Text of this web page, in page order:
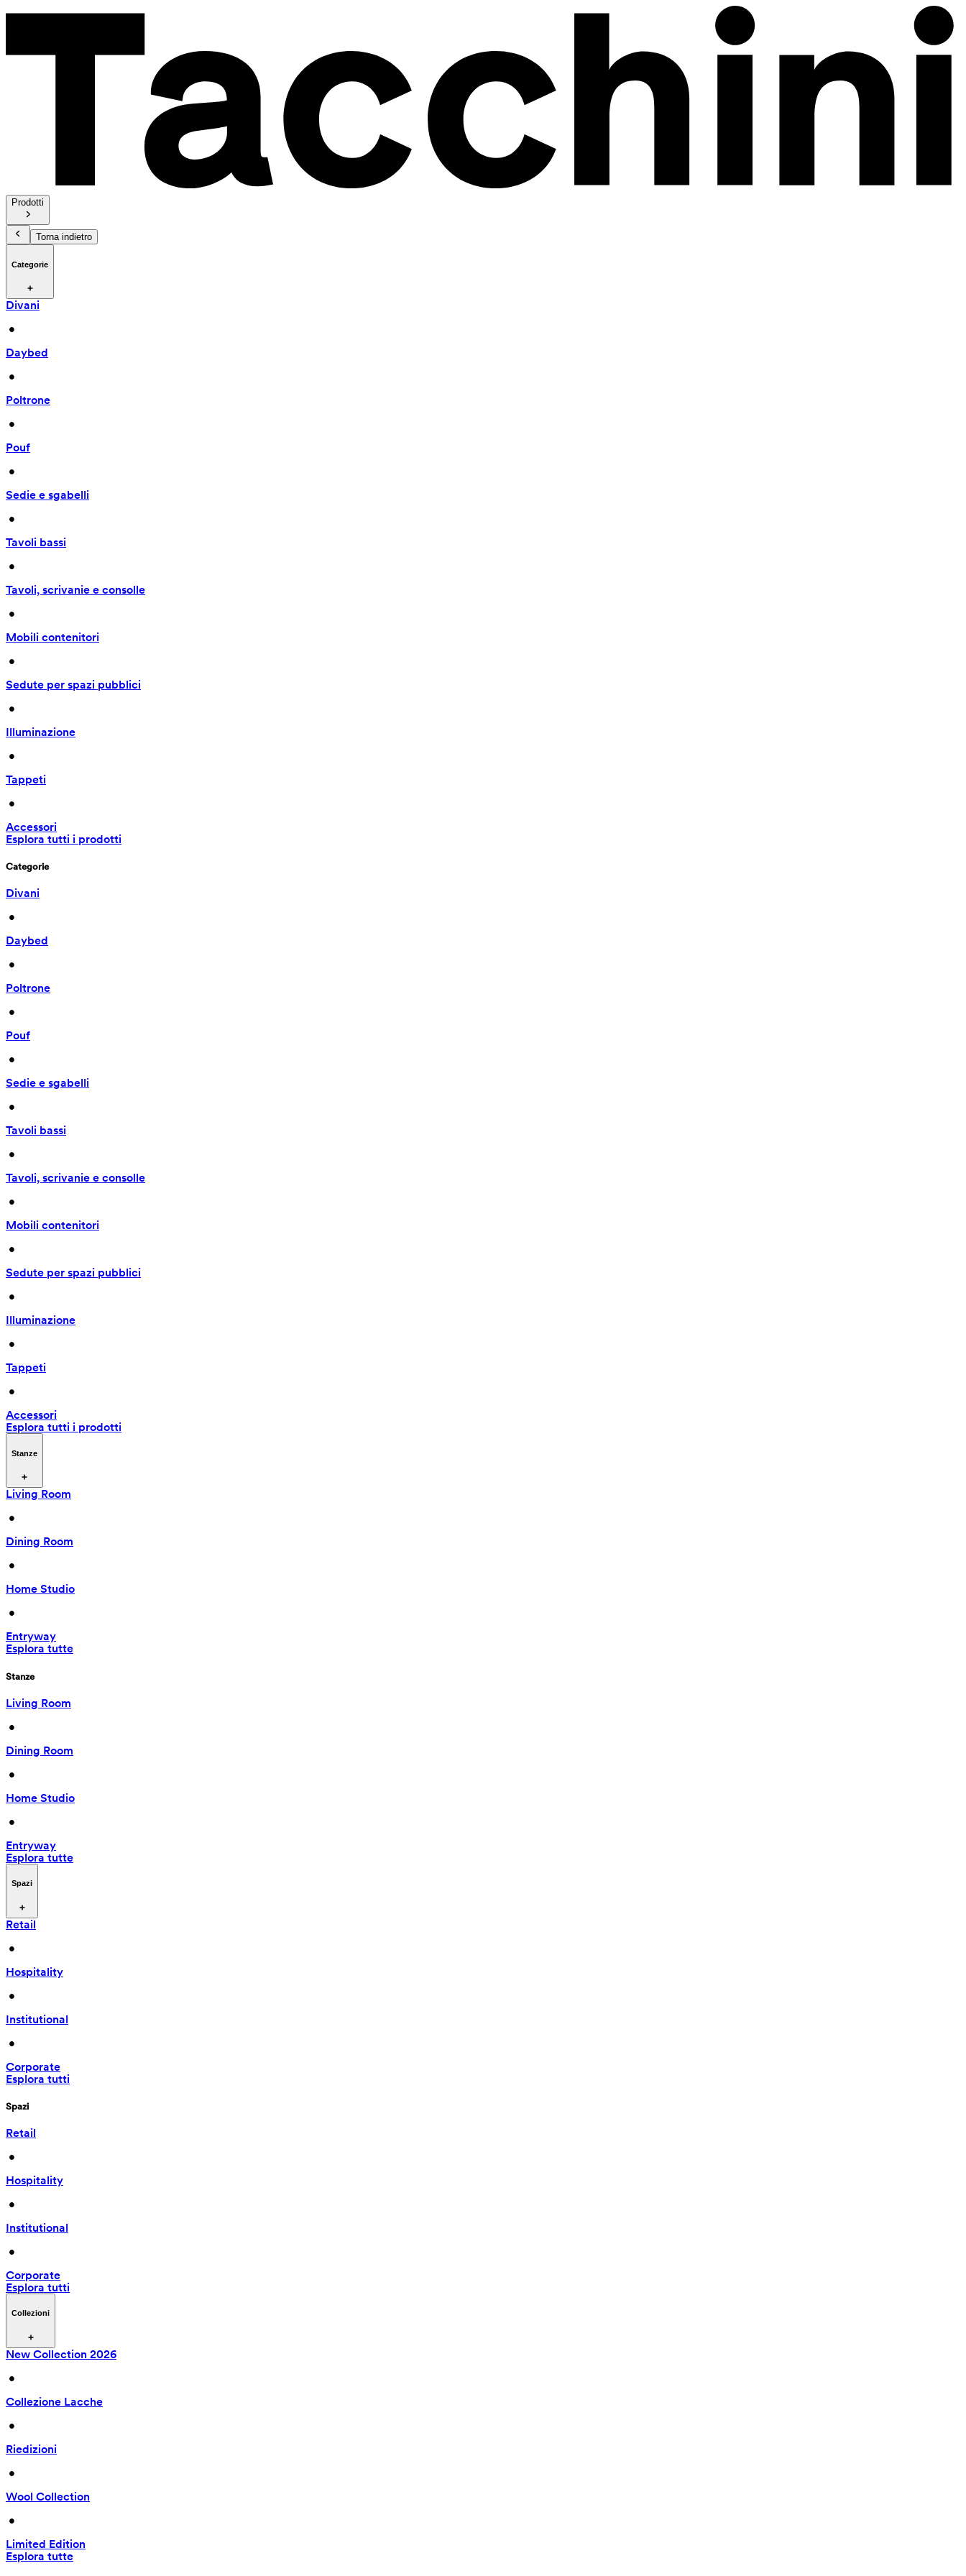
Prodotti
Torna indietro
Categorie
Divani
•
Daybed
•
Poltrone
•
Pouf
•
Sedie e sgabelli
•
Tavoli bassi
•
Tavoli, scrivanie e consolle
•
Mobili contenitori
•
Sedute per spazi pubblici
•
Illuminazione
•
Tappeti
•
Accessori
Esplora tutti i prodotti
Categorie
Divani
•
Daybed
•
Poltrone
•
Pouf
•
Sedie e sgabelli
•
Tavoli bassi
•
Tavoli, scrivanie e consolle
•
Mobili contenitori
•
Sedute per spazi pubblici
•
Illuminazione
•
Tappeti
•
Accessori
Esplora tutti i prodotti
Stanze
Living Room
•
Dining Room
•
Home Studio
•
Entryway
Esplora tutte
Stanze
Living Room
•
Dining Room
•
Home Studio
•
Entryway
Esplora tutte
Spazi
Retail
•
Hospitality
•
Institutional
•
Corporate
Esplora tutti
Spazi
Retail
•
Hospitality
•
Institutional
•
Corporate
Esplora tutti
Collezioni
New Collection 2026
•
Collezione Lacche
•
Riedizioni
•
Wool Collection
•
Limited Edition
Esplora tutte